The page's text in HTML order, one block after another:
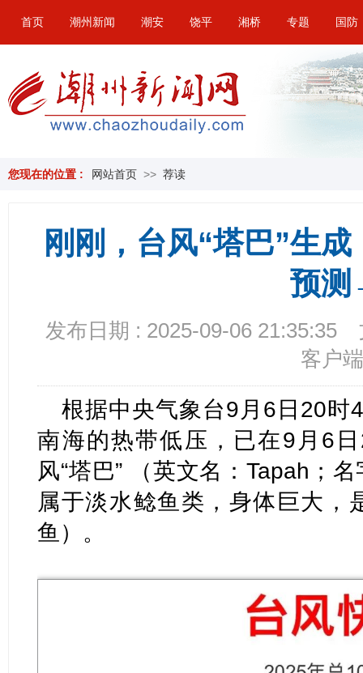
首页 潮州新闻 潮安 饶平 湘桥 专题 国防
您现在的位置 : 网站首页 >> 荐读
刚刚，台风“塔巴”生
预
发布日期 : 2025-09-06 21:35:35
客户端
根据中央气象台9月6日20时
南海的热带低压，已在9月6
风“塔巴” （英文名：Tapah；
属于淡水鲶鱼类，身体巨大，
鱼）。